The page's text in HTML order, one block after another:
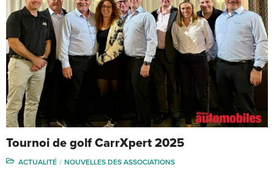
Tournoi de golf CarrXpert 2025
ACTUALITÉ NOUVELLES DES ASSOCIATIONS